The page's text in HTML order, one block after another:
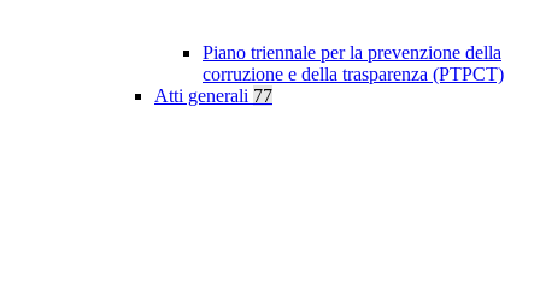
Piano triennale per la prevenzione della
corruzione e della trasparenza (PTPCT)
Atti generali 77